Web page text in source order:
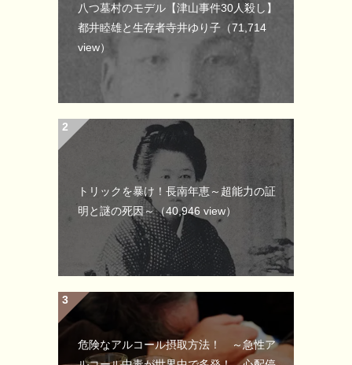
八つ墓村のモデル【津山事件30人殺し】
都井睦雄と生存者寺井ゆり子 （71,714
view）
トリックを暴け！長南年恵～超能力の証
明と謎の死因～（40,946 view）
危険なアルコール摂取方法！ ～急性ア